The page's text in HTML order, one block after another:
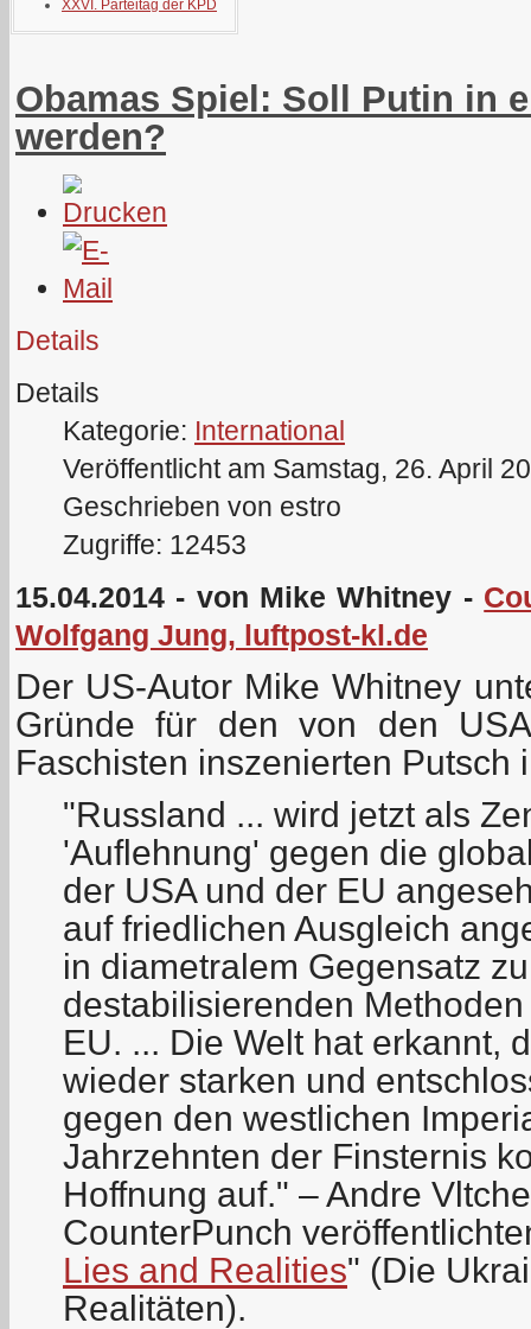
XXVI. Parteitag der KPD
Obamas Spiel: Soll Putin in
werden?
Details
Details
Kategorie: International
Veröffentlicht am Samstag, 26. April
Geschrieben von estro
Zugriffe: 12453
15.04.2014 - von Mike Whitney -
Wolfgang Jung, luftpost-kl.de
Der US-Autor Mike Whitney
Gründe für den von den
Faschisten inszenierten Putsch
"Russland ... wird jetzt als
'Auflehnung' gegen die
der USA und der EU
auf friedlichen Ausgleich
in diametralem Gegensatz
destabilisierenden
EU. ... Die Welt hat erkannt,
wieder starken und
gegen den westlichen
Jahrzehnten der Finsternis
Hoffnung auf." – Andre
CounterPunch
Lies and Realities" (Die
Realitäten).